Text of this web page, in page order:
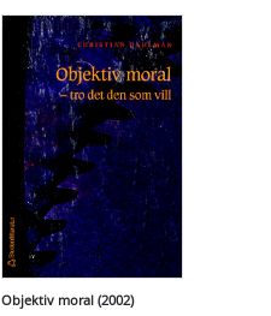
Objektiv moral (2002)